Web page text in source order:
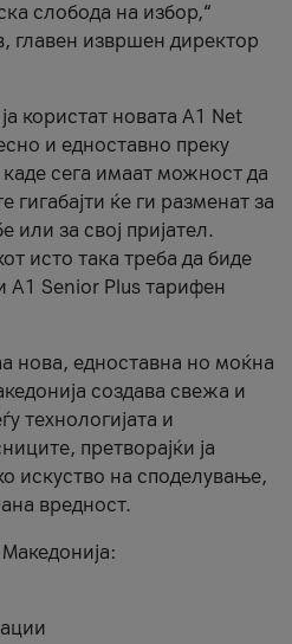
слобода на избор,“
главен извршен директор
користат новата А1 Net
и едноставно преку
сега имаат можност да
гигабајти ќе ги разменат за
или за свој пријател.
исто така треба да биде
A1 Senior Plus тарифен
нова, едноставна но моќна
создава свежа и
технологијата и
претворајќи ја
искуство на споделување,
вредност.